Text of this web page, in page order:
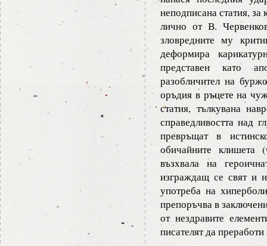
неподписана статия,
лично от В.
зловредните му
деформира
представен като
разобличител на
оръдия в ръцете на
статия, тълкувана
справедливостта над
превръщат в
обичайните клишета
възхвала на
изграждащ се свят и
употреба на
препоръчва в
от нездравите
писателят да преработи